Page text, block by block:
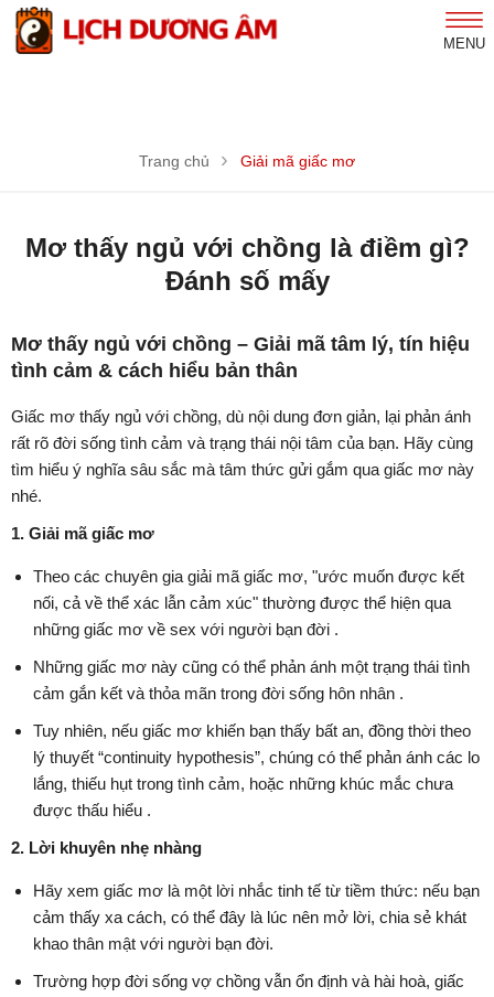
MENU
Trang chủ Giải mã giấc mơ
Mơ thấy ngủ với chồng là điềm gì?
Đánh số mấy
Mơ thấy ngủ với chồng – Giải mã tâm lý, tín hiệu
tình cảm & cách hiểu bản thân
Giấc mơ thấy ngủ với chồng, dù nội dung đơn giản, lại phản ánh
rất rõ đời sống tình cảm và trạng thái nội tâm của bạn. Hãy cùng
tìm hiểu ý nghĩa sâu sắc mà tâm thức gửi gắm qua giấc mơ này
nhé.
1. Giải mã giấc mơ
Theo các chuyên gia giải mã giấc mơ, "ước muốn được kết
nối, cả về thể xác lẫn cảm xúc" thường được thể hiện qua
những giấc mơ về sex với người bạn đời .
Những giấc mơ này cũng có thể phản ánh một trạng thái tình
cảm gắn kết và thỏa mãn trong đời sống hôn nhân .
Tuy nhiên, nếu giấc mơ khiến bạn thấy bất an, đồng thời theo
lý thuyết “continuity hypothesis”, chúng có thể phản ánh các lo
lắng, thiếu hụt trong tình cảm, hoặc những khúc mắc chưa
được thấu hiểu .
2. Lời khuyên nhẹ nhàng
Hãy xem giấc mơ là một lời nhắc tinh tế từ tiềm thức: nếu bạn
cảm thấy xa cách, có thể đây là lúc nên mở lời, chia sẻ khát
khao thân mật với người bạn đời.
Trường hợp đời sống vợ chồng vẫn ổn định và hài hoà, giấc